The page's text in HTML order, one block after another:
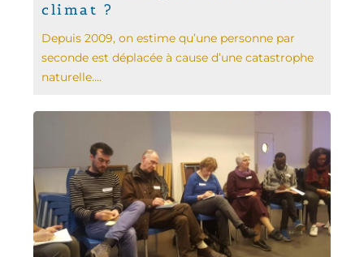
climat ?
Depuis 2009, on estime qu’une personne par
seconde est déplacée à cause d’une catastrophe
naturelle....